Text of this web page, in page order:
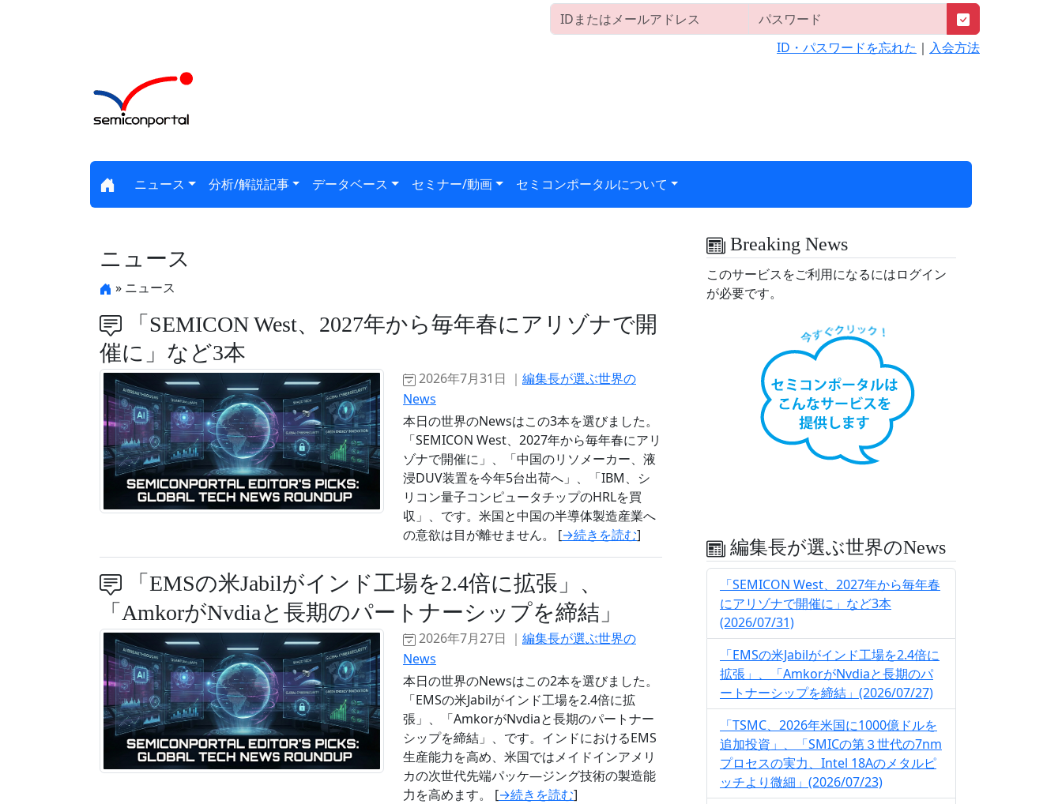
ID・パスワードを忘れた ｜ 入会方法
ニュース 分析/解説記事 データベース セミナー/動画 セミコンポータルについて
ニュース
» ニュース
「SEMICON West、2027年から毎年春にアリゾナで開
催に」など3本
2026年7月31日 ｜ 編集長が選ぶ世界の
News
本日の世界のNewsはこの3本を選びました。
「SEMICON West、2027年から毎年春にアリ
ゾナで開催に」、「中国のリソメーカー、液
浸DUV装置を今年5台出荷へ」、「IBM、シ
リコン量子コンピュータチップのHRLを買
収」、です。米国と中国の半導体製造産業へ
の意欲は目が離せません。 [→続きを読む]
「EMSの米Jabilがインド工場を2.4倍に拡張」、
「AmkorがNvdiaと長期のパートナーシップを締結」
2026年7月27日 ｜ 編集長が選ぶ世界の
News
本日の世界のNewsはこの2本を選びました。
「EMSの米Jabilがインド工場を2.4倍に拡
張」、「AmkorがNvdiaと長期のパートナー
シップを締結」、です。インドにおけるEMS
生産能力を高め、米国ではメイドインアメリ
カの次世代先端パッケ―ジング技術の製造能
力を高めます。 [→続きを読む]
Breaking News
このサービスをご利用になるにはログイン
が必要です。
編集長が選ぶ世界のNews
「SEMICON West、2027年から毎年春
にアリゾナで開催に」など3本
(2026/07/31)
「EMSの米Jabilがインド工場を2.4倍に
拡張」、「AmkorがNvdiaと長期のパ
ートナーシップを締結」(2026/07/27)
「TSMC、2026年米国に1000億ドルを
追加投資」、「SMICの第３世代の7nm
プロセスの実力、Intel 18Aのメタルピ
ッチより微細」(2026/07/23)